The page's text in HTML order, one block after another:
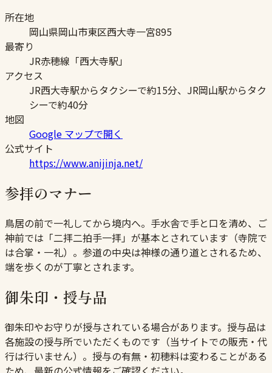
所在地
岡山県岡山市東区西大寺一宮895
最寄り
JR赤穂線「西大寺駅」
アクセス
JR西大寺駅からタクシーで約15分、JR岡山駅からタク
シーで約40分
地図
Google マップで開く
公式サイト
https://www.anijinja.net/
参拝のマナー
鳥居の前で一礼してから境内へ。手水舎で手と口を清め、ご
神前では「二拝二拍手一拝」が基本とされています（寺院で
は合掌・一礼）。参道の中央は神様の通り道とされるため、
端を歩くのが丁寧とされます。
御朱印・授与品
御朱印やお守りが授与されている場合があります。授与品は
各施設の授与所でいただくものです（当サイトでの販売・代
行は行いません）。授与の有無・初穂料は変わることがある